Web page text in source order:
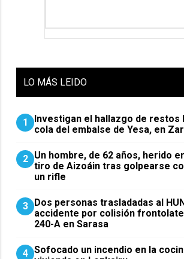
LO MÁS LEIDO
1
Investigan el hallazgo de restos
cola del embalse de Yesa, en
2 Un hombre, de 62 años, herido
tiro de Aizoáin tras golpearse
un rifle
3 ​Dos personas trasladadas al
accidente por colisión
240-A en Sarasa
4 Sofocado un incendio en la